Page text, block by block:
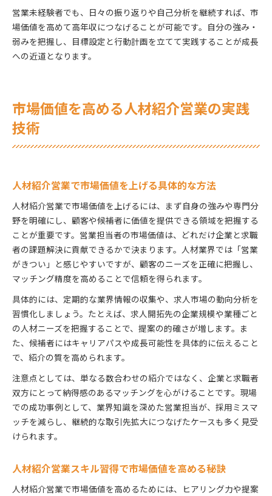
営業未経験者でも、日々の振り返りや自己分析を継続すれば、市
場価値を高めて高年収につなげることが可能です。自分の強み・
弱みを把握し、目標設定と行動計画を立てて実践することが成長
への近道となります。
市場価値を高める人材紹介営業の実践
技術
人材紹介営業で市場価値を上げる具体的な方法
人材紹介営業で市場価値を上げるには、まず自身の強みや専門分
野を明確にし、顧客や候補者に価値を提供できる領域を把握する
ことが重要です。営業担当者の市場価値は、どれだけ企業と求職
者の課題解決に貢献できるかで決まります。人材業界では「営業
がきつい」と感じやすいですが、顧客のニーズを正確に把握し、
マッチング精度を高めることで信頼を得られます。
具体的には、定期的な業界情報の収集や、求人市場の動向分析を
習慣化しましょう。たとえば、求人開拓先の企業規模や業種ごと
の人材ニーズを把握することで、提案の的確さが増します。ま
た、候補者にはキャリアパスや成長可能性を具体的に伝えること
で、紹介の質を高められます。
注意点としては、単なる数合わせの紹介ではなく、企業と求職者
双方にとって納得感のあるマッチングを心がけることです。現場
での成功事例として、業界知識を深めた営業担当が、採用ミスマ
ッチを減らし、継続的な取引先拡大につなげたケースも多く見受
けられます。
人材紹介営業スキル習得で市場価値を高める秘訣
人材紹介営業で市場価値を高めるためには、ヒアリング力や提案